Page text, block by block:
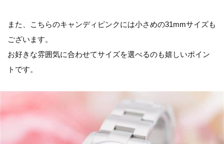
また、こちらのキャンディピンクには小さめの31mmサイズも
ございます。
お好きな雰囲気に合わせてサイズを選べるのも嬉しいポイン
トです。